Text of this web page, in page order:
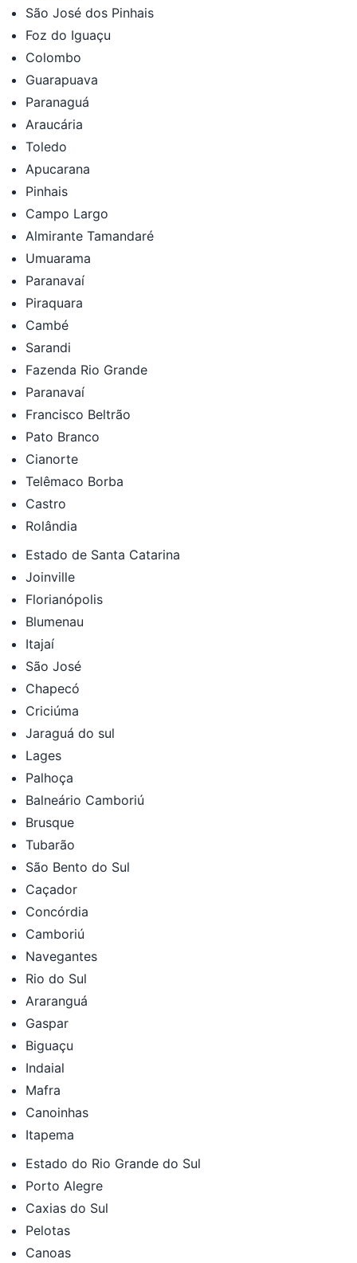
São José dos Pinhais
Foz do Iguaçu
Colombo
Guarapuava
Paranaguá
Araucária
Toledo
Apucarana
Pinhais
Campo Largo
Almirante Tamandaré
Umuarama
Paranavaí
Piraquara
Cambé
Sarandi
Fazenda Rio Grande
Paranavaí
Francisco Beltrão
Pato Branco
Cianorte
Telêmaco Borba
Castro
Rolândia
Estado de Santa Catarina
Joinville
Florianópolis
Blumenau
Itajaí
São José
Chapecó
Criciúma
Jaraguá do sul
Lages
Palhoça
Balneário Camboriú
Brusque
Tubarão
São Bento do Sul
Caçador
Concórdia
Camboriú
Navegantes
Rio do Sul
Araranguá
Gaspar
Biguaçu
Indaial
Mafra
Canoinhas
Itapema
Estado do Rio Grande do Sul
Porto Alegre
Caxias do Sul
Pelotas
Canoas